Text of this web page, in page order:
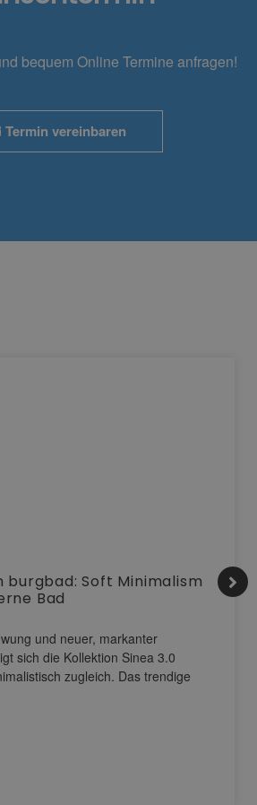
bequem Online Termine anfragen!
Termin vereinbaren
burgbad: Soft Minimalism
Bad
und neuer, markanter
sich die Kollektion Sinea 3.0
zugleich. Das trendige